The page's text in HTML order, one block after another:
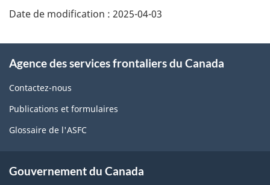
de
page
Date de modification : 2025-04-03
propos
de
ce
Agence des services frontaliers du Canada
Contactez-nous
Publications et formulaires
Glossaire de l'ASFC
Gouvernement du Canada